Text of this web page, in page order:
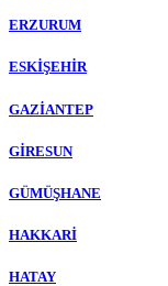
ERZURUM
ESKİŞEHİR
GAZİANTEP
GİRESUN
GÜMÜŞHANE
HAKKARİ
HATAY